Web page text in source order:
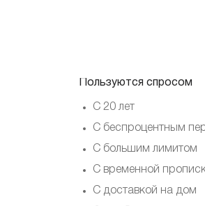
Пользуются спросом
С 20 лет
С беспроцентным
С большим лимитом
С временной
С доставкой на дом